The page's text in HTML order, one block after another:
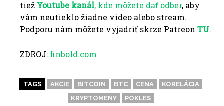
tiež Youtube kanál, kde môžete dať odber, aby
vám neutieklo žiadne video alebo stream.
Podporu nám môžete vyjadriť skrze Patreon TU.
ZDROJ: finbold.com
TAGS AKCIE BITCOIN BTC CENA
KORELÁCIA
KRYPTOMENY
POKLES